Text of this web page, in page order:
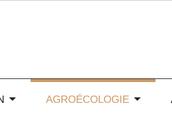
Auvergne-
AGROÉCOLOGIE